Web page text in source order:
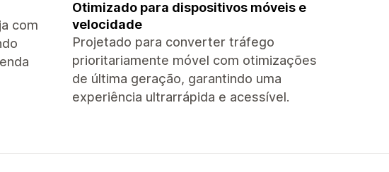
com
Otimizado para dispositivos móveis e
velocidade
Projetado para converter tráfego
prioritariamente móvel com otimizações
de última geração, garantindo uma
experiência ultrarrápida e acessível.